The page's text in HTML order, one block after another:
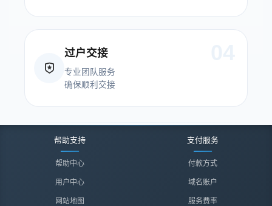
过户交接
专业团队服务
确保顺利交接
帮助支持
帮助中心
用户中心
网站地图
支付服务
付款方式
域名账户
服务费率